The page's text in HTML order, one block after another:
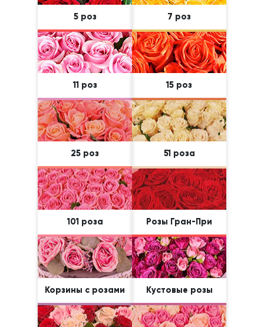
5 роз 7 роз
11 роз 15 роз
25 роз 51 роза
101 роза Розы Гран-При
Корзины с розами Кустовые розы